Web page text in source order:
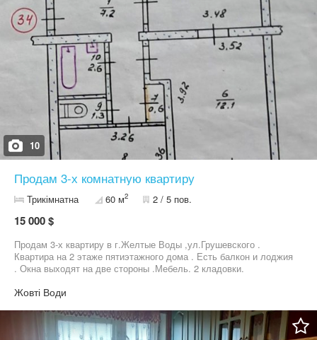
10
Продам 3-х комнатную квартиру
Трикімнатна 60 м2 2 / 5 пов.
15 000 $
Продам 3-х квартиру в г.Желтые Воды ,ул.Грушевского .
Квартира на 2 этаже пятиэтажного дома . Есть балкон и лоджия
. Окна выходят на две стороны .Мебель. 2 кладовки.
Жовті Води